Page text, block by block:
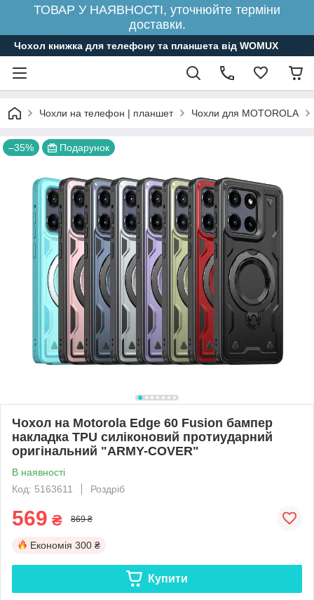
ТОВАР У НАЯВНОСТІ, уточнюйте терміни
доставки.
Чохол книжка для телефону та планшета від WOMUX
Чохли на телефон | планшет Чохли для MOTOROLA
–35% Подарунок
Чохол на Motorola Edge 60 Fusion бампер
накладка TPU силіконовий протиударний
оригінальний "ARMY-COVER"
В наявності
Код: 5163611
Роздріб
569 ₴ 869 ₴
Економія 300 ₴
Купити